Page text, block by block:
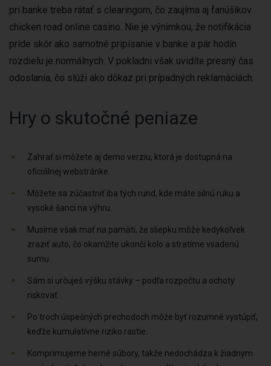
pri banke treba rátať s clearingom, čo zaujíma aj fanúšikov
chicken road online casino. Nie je výnimkou, že notifikácia
príde skôr ako samotné pripísanie v banke a pár hodín
rozdielu je normálnych. V pokladni však uvidíte presný čas
odoslania, čo slúži ako dôkaz pri prípadných reklamáciách.
Hry o skutočné peniaze
Zahrať si môžete aj demo verziu, ktorá je dostupná na
oficiálnej webstránke.
Môžete sa zúčastniť iba tých rund, kde máte silnú ruku a
vysoké šanci na výhru.
Musíme však mať na pamäti, že sliepku môže kedykoľvek
zraziť auto, čo okamžite ukončí kolo a stratíme vsadenú
sumu.
Sám si určuješ výšku stávky – podľa rozpočtu a ochoty
riskovať.
Po troch úspešných prechodoch môže byť rozumné vystúpiť,
keďže kumulatívne riziko rastie.
Komprimujeme herné súbory, takže nedochádza k žiadnym